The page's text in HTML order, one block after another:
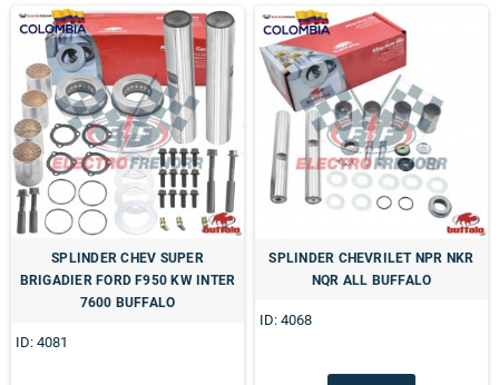
SPLINDER CHEV SUPER
BRIGADIER FORD F950 KW INTER
7600 BUFFALO
ID: 4081
SPLINDER CHEVRILET NPR NKR
NQR ALL BUFFALO
ID: 4068